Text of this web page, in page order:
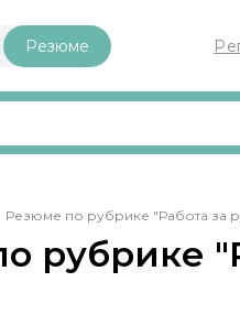
Резюме
Резюме по рубрике "Работа за
рубрике